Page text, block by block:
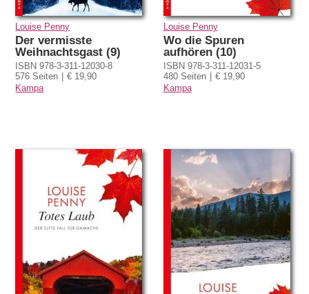
Louise Penny
Der vermisste
Weihnachtsgast (9)
ISBN 978-3-311-12030-8
576 Seiten
€ 19,90
Kampa
Louise Penny
Wo die Spuren
aufhören (10)
ISBN 978-3-311-12031-5
480 Seiten
€ 19,90
Kampa